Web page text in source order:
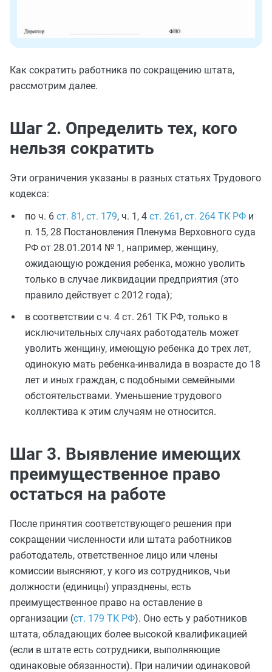
Как сократить работника по сокращению штата,
рассмотрим далее.
Шаг 2. Определить тех, кого
нельзя сократить
Эти ограничения указаны в разных статьях Трудового
кодекса:
по ч. 6 ст. 81 , ст. 179, ч. 1, 4 ст. 261 , ст. 264 ТК РФ и
п. 15, 28 Постановления Пленума Верховного суда
РФ от 28.01.2014 № 1, например, женщину,
ожидающую рождения ребенка, можно уволить
только в случае ликвидации предприятия (это
правило действует с 2012 года);
в соответствии с ч. 4 ст. 261 ТК РФ, только в
исключительных случаях работодатель может
уволить женщину, имеющую ребенка до трех лет,
одинокую мать ребенка-инвалида в возрасте до 18
лет и иных граждан, с подобными семейными
обстоятельствами. Уменьшение трудового
коллектива к этим случаям не относится.
Шаг 3. Выявление имеющих
преимущественное право
остаться на работе
После принятия соответствующего решения при
сокращении численности или штата работников
работодатель, ответственное лицо или члены
комиссии выясняют, у кого из сотрудников, чьи
должности (единицы) упразднены, есть
преимущественное право на оставление в
организации (ст. 179 ТК РФ). Оно есть у работников
штата, обладающих более высокой квалификацией
(если в штате есть сотрудники, выполняющие
одинаковые обязанности). При наличии одинаковой